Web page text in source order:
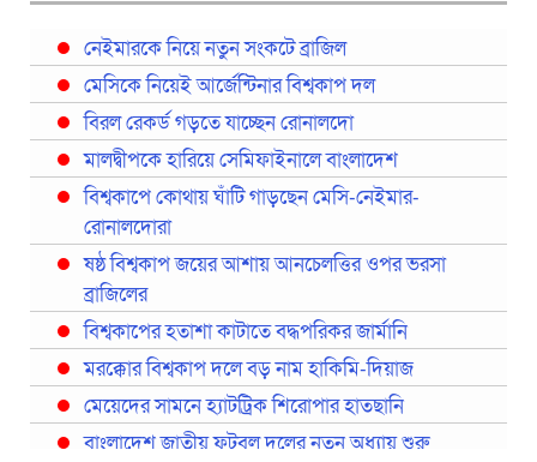
নেইমারকে নিয়ে নতুন সংকটে ব্রাজিল
মেসিকে নিয়েই আর্জেন্টিনার বিশ্বকাপ দল
বিরল রেকর্ড গড়তে যাচ্ছেন রোনালদো
মালদ্বীপকে হারিয়ে সেমিফাইনালে বাংলাদেশ
বিশ্বকাপে কোথায় ঘাঁটি গাড়ছেন মেসি-নেইমার-
রোনালদোরা
ষষ্ঠ বিশ্বকাপ জয়ের আশায় আনচেলত্তির ওপর ভরসা
ব্রাজিলের
বিশ্বকাপের হতাশা কাটাতে বদ্ধপরিকর জার্মানি
মরক্কোর বিশ্বকাপ দলে বড় নাম হাকিমি-দিয়াজ
মেয়েদের সামনে হ্যাটট্রিক শিরোপার হাতছানি
বাংলাদেশ জাতীয় ফুটবল দলের নতুন অধ্যায় শুরু